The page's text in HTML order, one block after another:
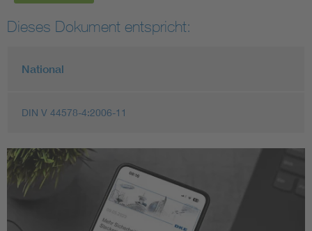
Dieses Dokument entspricht:
National
DIN V 44578-4:2006-11